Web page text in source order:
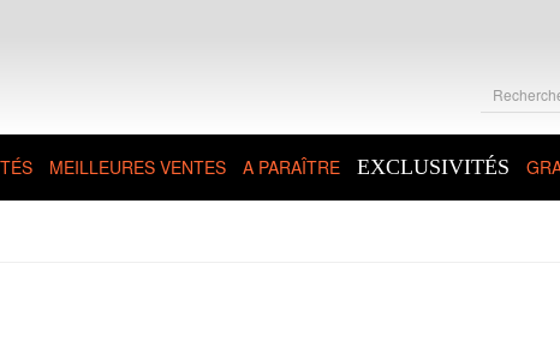
MEILLEURES VENTES A PARAÎTRE EXCLUSIVITÉS